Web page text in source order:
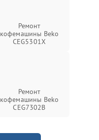
Ремонт
кофемашины Beko
CEG5301X
Ремонт
кофемашины Beko
CEG7302B